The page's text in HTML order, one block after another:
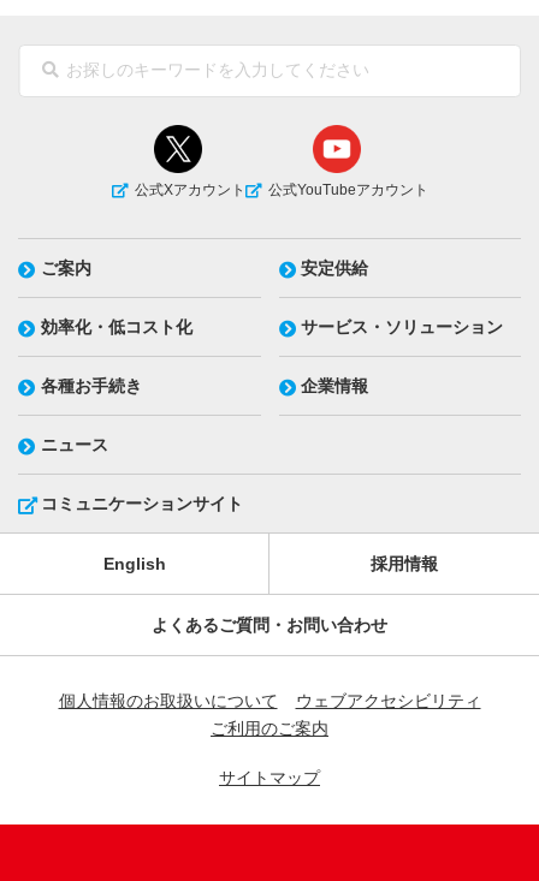
公式Xアカウント 公式YouTubeアカウント
ご案内 安定供給
効率化・低コスト化 サービス・ソリューション
各種お手続き 企業情報
ニュース
コミュニケーションサイト
English 採用情報
よくあるご質問・お問い合わせ
個人情報のお取扱いについて
ウェブアクセシビリティ
ご利用のご案内
サイトマップ